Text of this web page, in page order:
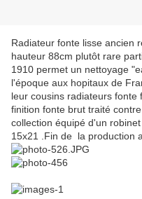
Radiateur fonte lisse ancien
hauteur 88cm plutôt rare
1910 permet un nettoyage
l'époque aux hopitaux de
leur cousins radiateurs fonte
finition fonte brut traité
collection équipé d'un
15x21 .Fin de la production